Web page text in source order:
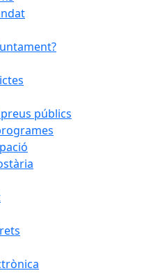
públics